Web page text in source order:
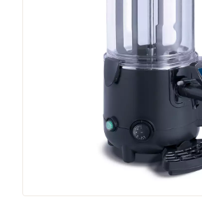
Gotowanie Piknik
Pozostałe